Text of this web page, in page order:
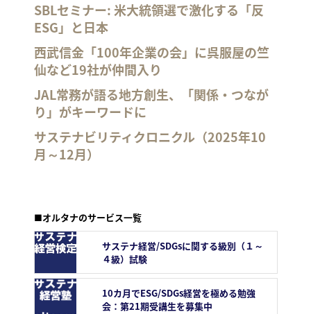
SBLセミナー: 米大統領選で激化する「反
ESG」と日本
西武信金「100年企業の会」に呉服屋の竺
仙など19社が仲間入り
JAL常務が語る地方創生、「関係・つなが
り」がキーワードに
サステナビリティクロニクル（2025年10
月～12月）
■オルタナのサービス一覧
サステナ経営/SDGsに関する級別（１～
４級）試験
10カ月でESG/SDGs経営を極める勉強
会：第21期受講生を募集中